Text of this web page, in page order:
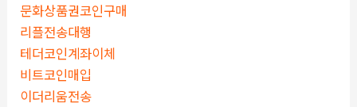
문화상품권코인구매
리플전송대행
테더코인계좌이체
비트코인매입
이더리움전송